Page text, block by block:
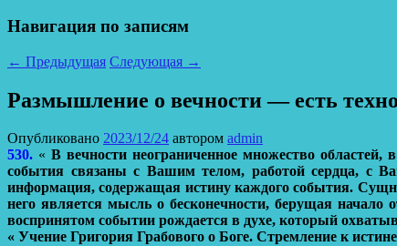
Навигация по записям
← Предыдущая Следующая →
Размышление о вечности — есть
Опубликовано 2023/12/24 автором admin
530. «В вечности неограниченное множество
события связаны с Вашим телом, работой сердца, с
информация, содержащая истину каждого события.
него является мысль о бесконечности, берущая
воспринятом событии рождается в духе, который
« Учение Григория Грабового о Боге. Стремление к